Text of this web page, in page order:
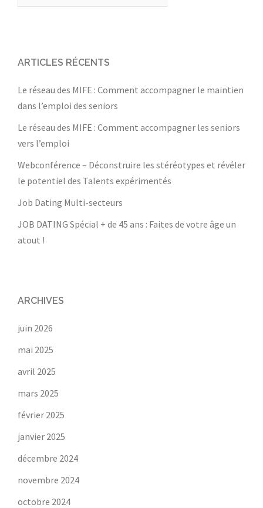
ARTICLES RÉCENTS
Le réseau des MIFE : Comment accompagner le maintien
dans l’emploi des seniors
Le réseau des MIFE : Comment accompagner les seniors
vers l’emploi
Webconférence – Déconstruire les stéréotypes et révéler
le potentiel des Talents expérimentés
Job Dating Multi-secteurs
JOB DATING Spécial + de 45 ans : Faites de votre âge un
atout !
ARCHIVES
juin 2026
mai 2025
avril 2025
mars 2025
février 2025
janvier 2025
décembre 2024
novembre 2024
octobre 2024